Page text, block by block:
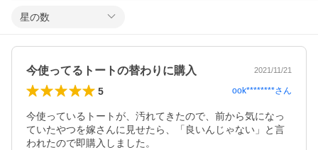
星の数
今使ってるトートの替わりに購入 2021/11/21
5 ook********さん
今使っているトートが、汚れてきたので、前から気になっ
ていたやつを嫁さんに見せたら、「良いんじゃない」と言
われたので即購入しました。